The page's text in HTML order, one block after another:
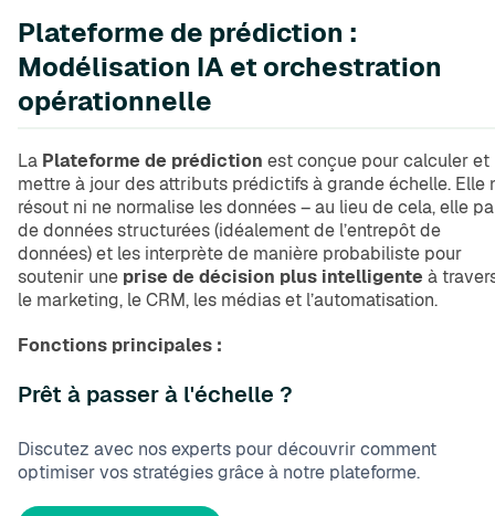
Plateforme de prédiction :
Modélisation IA et orchestration
opérationnelle
La Plateforme de prédiction est conçue pour calculer et
mettre à jour des attributs prédictifs à grande échelle. Elle
résout ni ne normalise les données – au lieu de cela, elle
de données structurées (idéalement de l’entrepôt de
données) et les interprète de manière probabiliste pour
soutenir une prise de décision plus intelligente à
le marketing, le CRM, les médias et l’automatisation.
Fonctions principales :
Prêt à passer à l'échelle ?
Discutez avec nos experts pour découvrir comment
optimiser vos stratégies grâce à notre plateforme.